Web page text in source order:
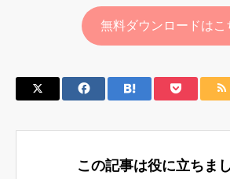
無料ダウンロードはこ
この記事は役に立ちま